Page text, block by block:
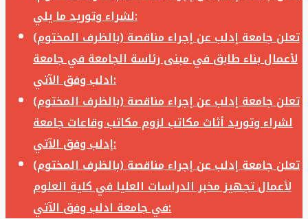
لشراء وتوريد ما يلي:
تعلن جامعة إدلب عن إجراء مناقصة (بالظرف المختوم)
لأعمال بناء طابق في مبنى رئاسة الجامعة في جامعة
ادلب وفق الآتي:
تعلن جامعة إدلب عن إجراء مناقصة (بالظرف المختوم)
لشراء وتوريد أثاث مكاتب لزوم مكاتب وقاعات جامعة
إدلب وفق الآتي:
تعلن جامعة إدلب عن إجراء مناقصة (بالظرف المختوم)
لأعمال تجهيز مخبر الدراسات العليا في كلية العلوم
في جامعة ادلب وفق الآتي: